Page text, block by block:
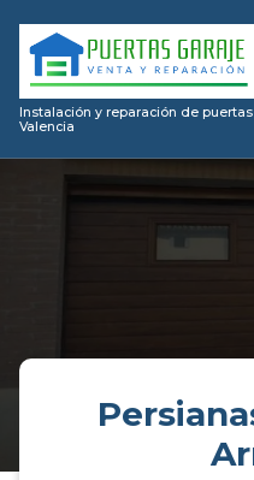
content
Instalación y reparación de
Valencia